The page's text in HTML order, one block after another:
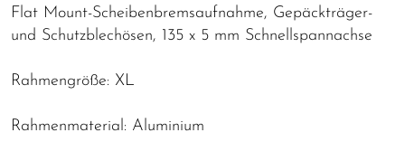
Flat Mount-Scheibenbremsaufnahme, Gepäckträger-
und Schutzblechösen, 135 x 5 mm Schnellspannachse
Rahmengröße: XL
Rahmenmaterial: Aluminium